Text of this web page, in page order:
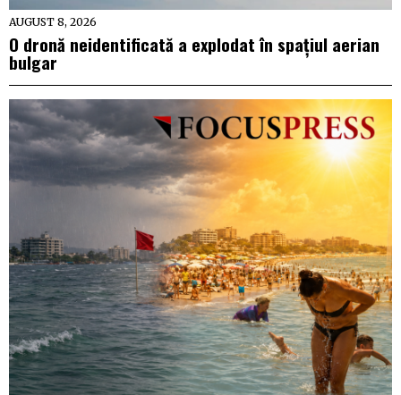
AUGUST 8, 2026
O dronă neidentificată a explodat în spațiul aerian
bulgar